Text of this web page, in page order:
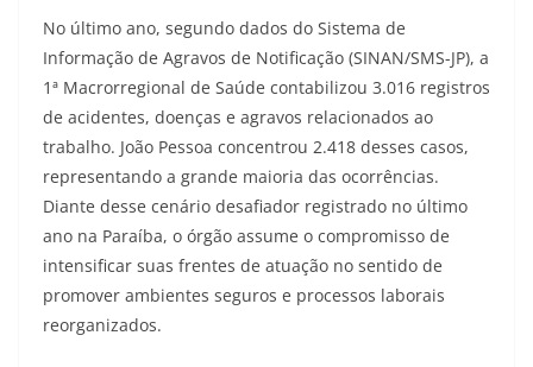
No último ano, segundo dados do Sistema de
Informação de Agravos de Notificação (SINAN/SMS-JP), a
1ª Macrorregional de Saúde contabilizou 3.016 registros
de acidentes, doenças e agravos relacionados ao
trabalho. João Pessoa concentrou 2.418 desses casos,
representando a grande maioria das ocorrências.
Diante desse cenário desafiador registrado no último
ano na Paraíba, o órgão assume o compromisso de
intensificar suas frentes de atuação no sentido de
promover ambientes seguros e processos laborais
reorganizados.